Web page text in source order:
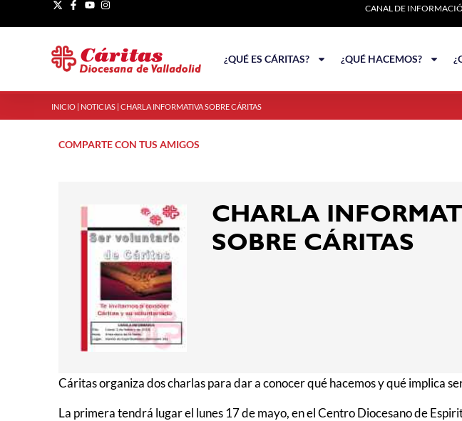
CANAL DE
¿QUÉ ES CÁRITAS? ¿QUÉ HACEMOS?
INICIO | NOTICIAS | CHARLA INFORMATIVA SOBRE CÁRITAS
COMPARTE CON TUS AMIGOS
CHARLA
SOBRE CÁRITAS
Cáritas organiza dos charlas para dar a conocer qué hacemos y qué implica
La primera tendrá lugar el lunes 17 de mayo, en el Centro Diocesano de